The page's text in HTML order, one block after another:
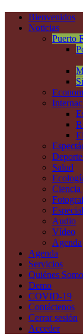
Bienvenidos
Noticias
Puerto
Salud
Ciencia
Audio
Vídeo
Agenda
Agenda
Servicios
Quiénes
Demo
COVID-19
Contáctenos
Cerrar sesión
Acceder